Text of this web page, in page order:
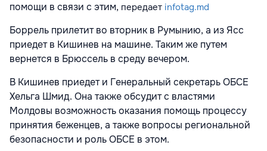
помощи в связи с этим, передает infotag.md
Боррель прилетит во вторник в Румынию, а из Ясс
приедет в Кишинев на машине. Таким же путем
вернется в Брюссель в среду вечером.
В Кишинев приедет и Генеральный секретарь ОБСЕ
Хельга Шмид. Она также обсудит с властями
Молдовы возможность оказания помощь процессу
принятия беженцев, а также вопросы региональной
безопасности и роль ОБСЕ в этом.